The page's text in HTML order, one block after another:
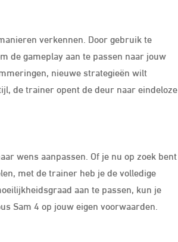
verkennen. Door gebruik te
de gameplay aan te passen naar jouw
nieuwe strategieën wilt
de trainer opent de deur naar eindeloze
wens aanpassen. Of je nu op zoek bent
met de trainer heb je de volledige
aan te passen, kun je
Sam 4 op jouw eigen voorwaarden.